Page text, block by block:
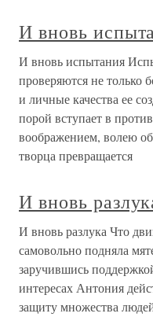
И вновь
И вновь испытания
проверяются не
и личные качества ее
порой вступает в
воображением, волею
творца превращается
И вновь
И вновь разлука Что
самовольно подняла
заручившись
интересах Антония
защиту множества